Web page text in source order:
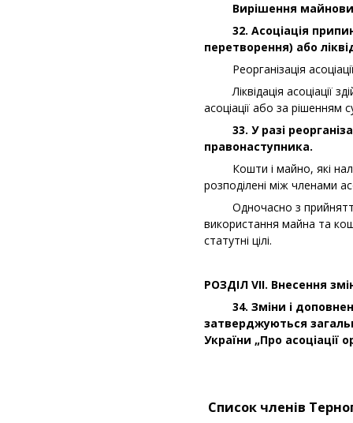
Вирішення майнових
32. Асоціація
перетворення) або
Реорганізація асоціації
Ліквідація асоціації
асоціації або за рішенням
33. У разі
правонаступника.
Кошти і майно, які
розподілені між членами
Одночасно з прийняттям
використання майна та
статутні цілі.
РОЗДІЛ VІІ. Внесення
34. Зміни і
затверджуються
України „Про асоціації
Список членів